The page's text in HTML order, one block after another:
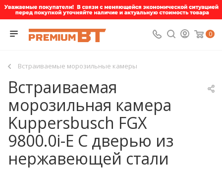
0
Встраиваемые морозильные камеры
Встраиваемая
морозильная камера
Kuppersbusch FGX
9800.0i-E С дверью из
нержавеющей стали